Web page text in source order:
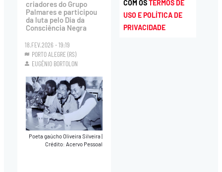
criadores do Grupo
Palmares e participou
da luta pelo Dia da
Consciência Negra
18.FEV.2026 - 19:19
PORTO ALEGRE (RS)
EUGÊNIO BORTOLON
Poeta gaúcho Oliveira Silveira|
Crédito: Acervo Pessoal
COM OSTERMOS DE
USO E POLÍTICA DE
PRIVACIDADE